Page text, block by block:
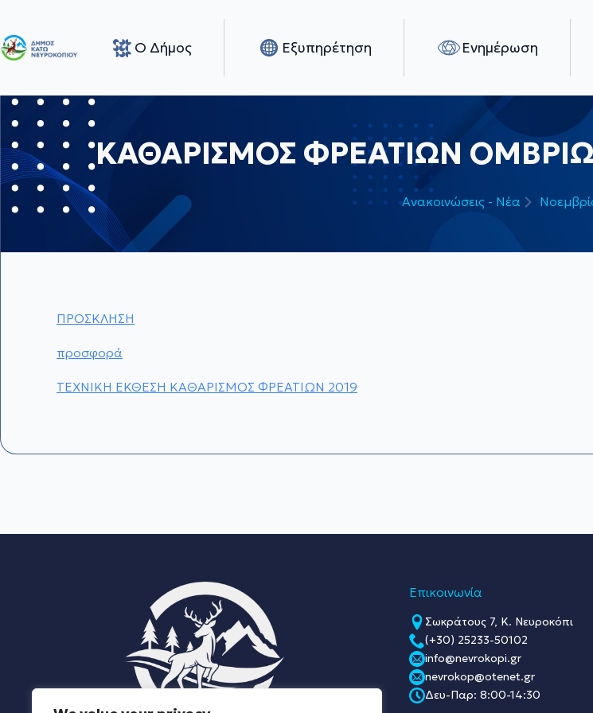
Ο Δήμος Εξυπηρέτηση Ενημέρωση
ΚΑΘΑΡΙΣΜΟΣ ΦΡΕΑΤΙΩΝ
Ανακοινώσεις - Νέα
ΠΡΟΣΚΛΗΣΗ
προσφορά
ΤΕΧΝΙΚΗ ΕΚΘΕΣΗ ΚΑΘΑΡΙΣΜΟΣ ΦΡΕΑΤΙΩΝ 2019
Επικοινωνία
Σωκράτους 7, Κ. Νευροκόπι
(+30) 25233-50102
info@nevrokopi.gr
nevrokop@otenet.gr
Δευ-Παρ: 8:00-14:30